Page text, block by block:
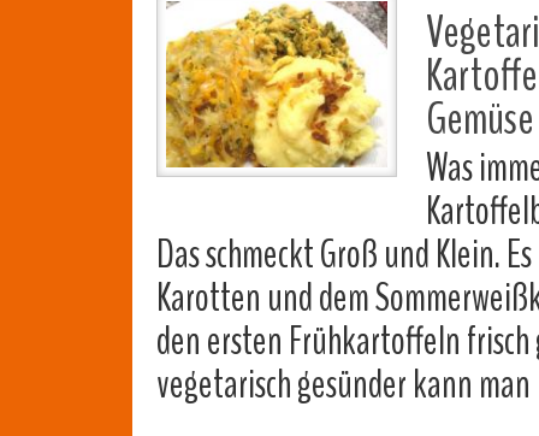
Gemüse
Was
Das schmeckt Groß und Klein.
Karotten und dem
den ersten Frühkartoffeln
vegetarisch gesünder kann